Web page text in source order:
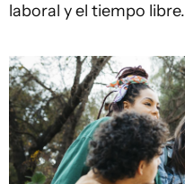
laboral y el tiempo libre.